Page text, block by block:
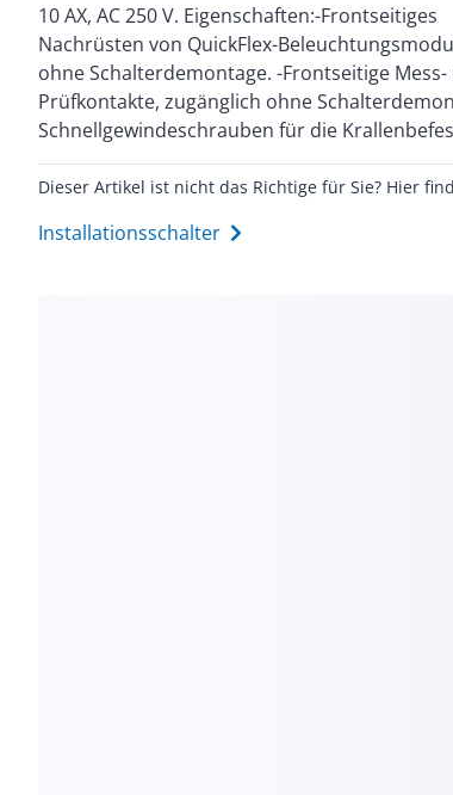
10 AX, AC 250 V. Eigenschaften:-Frontseitiges
Nachrüsten von QuickFlex-
ohne Schalterdemontage. -Frontseitige Mess-
Prüfkontakte, zugänglich ohne
Schnellgewindeschrauben für die
-Versenkte Krallen mit Rückstellfeder. -
Hochglanzverzinkter Tragring isoliert zur
Krallen- und Schraubbefestigung. Mit
Zu komplettieren mit:
Dieser Artikel ist nicht das Richtige für Sie? Hier
Installationsschalter